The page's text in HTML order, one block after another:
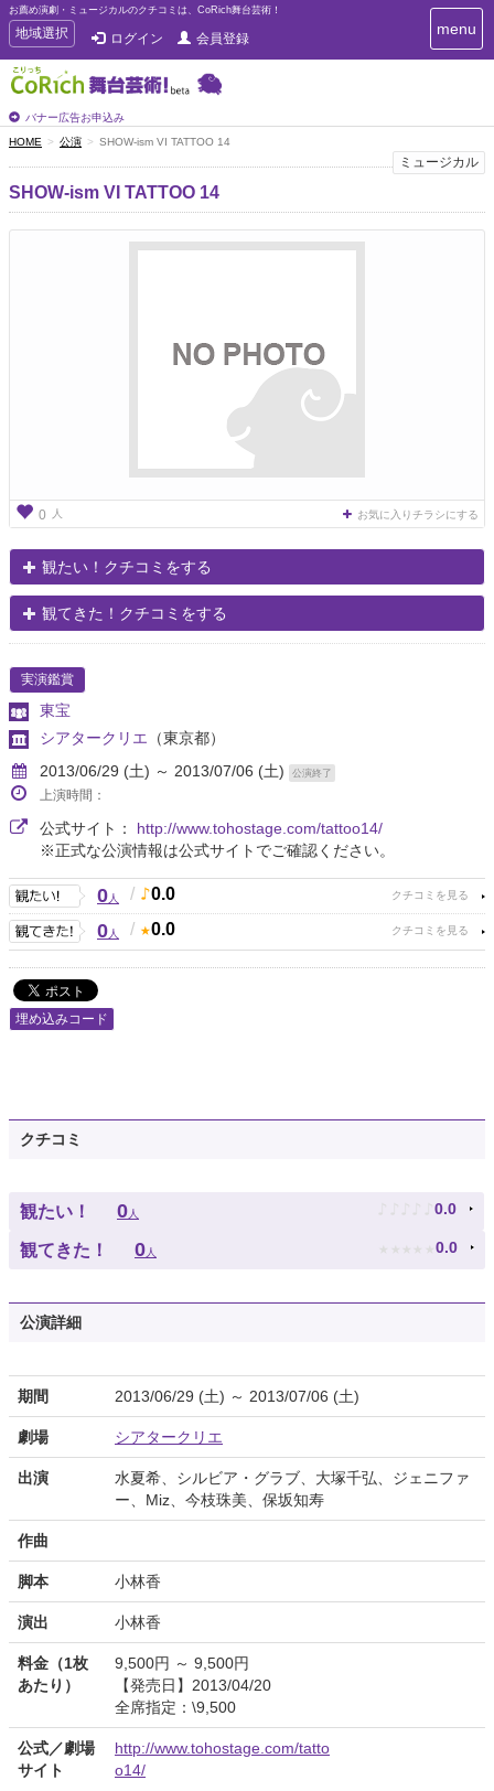
お薦め演劇・ミュージカルのクチコミは、CoRich舞台芸術！
T
o
g
g
e
n
a
v
i
地域選択 ログイン 会員登録
バナー広告お申込み
T
o
n
i
menu
HOME 公演 SHOW-ism VI TATTOO 14
ミュージカル
SHOW-ism VI TATTOO 14
0 人 お気に入りチラシにする
観たい！クチコミをする
観てきた！クチコミをする
実演鑑賞
東宝
シアタークリエ （東京都）
2013/06/29 (土) ～ 2013/07/06 (土)
公演終了
上演時間：
公式サイト： http://www.tohostage.com/tattoo14/
※正式な公演情報は公式サイトでご確認ください。
0人 / 0.0
0人 / 0.0
埋め込みコード
クチコミ
観たい！ 0人 ♪ ♪ ♪ ♪ ♪ 0.0
観てきた！ 0人 ★ ★ ★ ★ ★ 0.0
公演詳細
期間 2013/06/29 (土) ～ 2013/07/06 (土)
劇場 シアタークリエ
出演
水夏希、シルビア・グラブ、大塚千弘、ジェニファ
ー、Miz、今枝珠美、保坂知寿
作曲
脚本 小林香
演出 小林香
料金（1枚
あたり）
9,500円 ～ 9,500円
【発売日】2013/04/20
全席指定：\9,500
公式／劇場
サイト
http://www.tohostage.com/tatto
o14/